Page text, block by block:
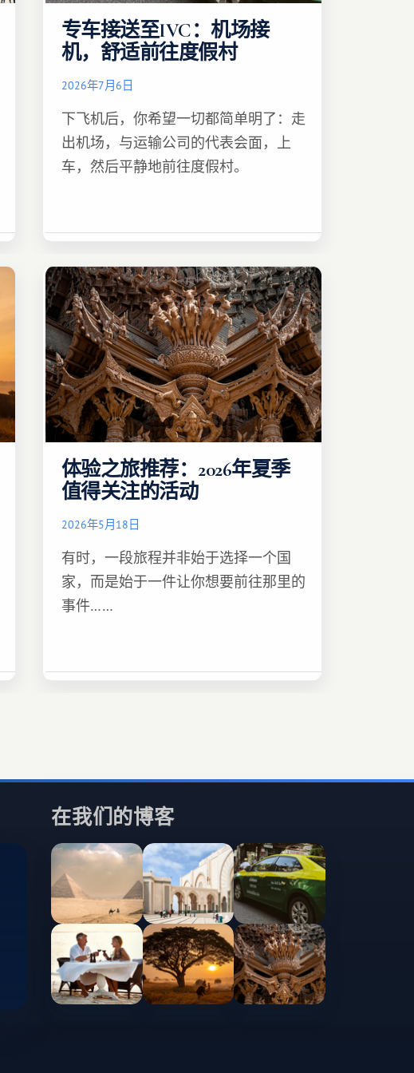
专车接送至IVC：机场接
机，舒适前往度假村
2026年7月6日
下飞机后，你希望一切都简单明了：走
出机场，与运输公司的代表会面，上
车，然后平静地前往度假村。
体验之旅推荐：2026年夏季
值得关注的活动
2026年5月18日
有时，一段旅程并非始于选择一个国
家，而是始于一件让你想要前往那里的
事件……
在我们的博客